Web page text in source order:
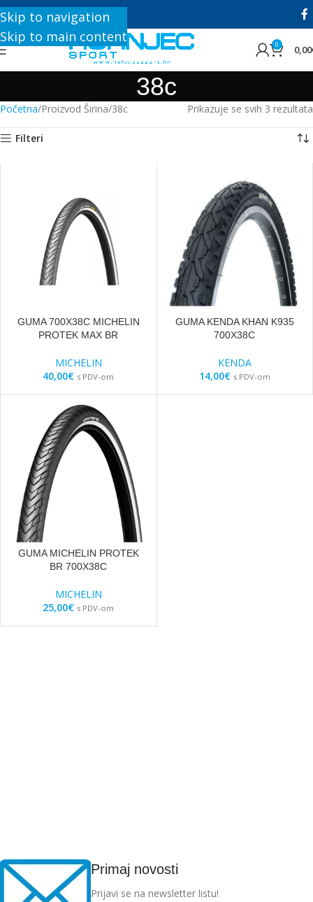
Skip to navigation
Skip to main content
+385 1 8896 200
0 0,00
38c
Početna Proizvod Širina 38c Prikazuje se svih 3 rezultata
Filteri
GUMA 700X38C MICHELIN
PROTEK MAX BR
MICHELIN
40,00€ s PDV-om
GUMA KENDA KHAN K935
700X38C
KENDA
14,00€ s PDV-om
GUMA MICHELIN PROTEK
BR 700X38C
MICHELIN
25,00€ s PDV-om
Primaj novosti
Prijavi se na newsletter listu!